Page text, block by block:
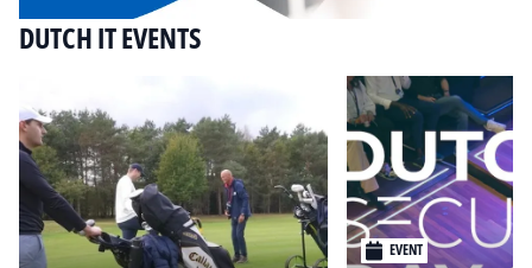
DUTCH IT EVENTS
EVENT